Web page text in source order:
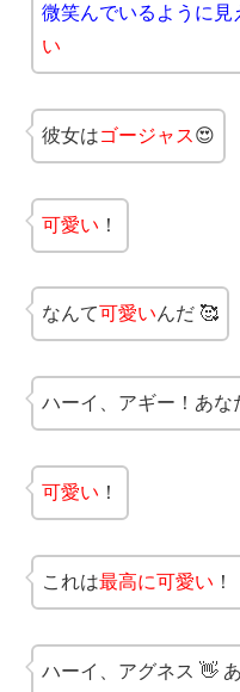
微笑んでいるように見
い
彼女はゴージャス😍
可愛い ！
なんて可愛いんだ 🥰
ハーイ、アギー！あな
可愛い ！
これは最高に可愛い
ハーイ、アグネス 👋